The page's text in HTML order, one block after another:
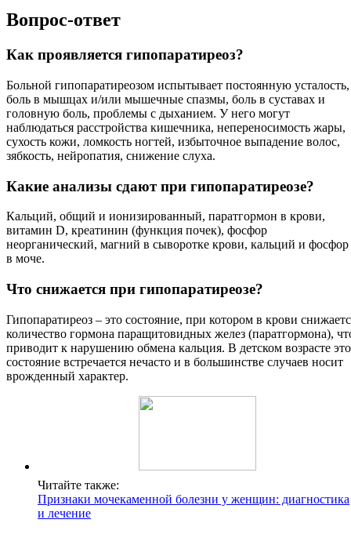
Вопрос-ответ
Как проявляется гипопаратиреоз?
Больной гипопаратиреозом испытывает постоянную усталость,
боль в мышцах и/или мышечные спазмы, боль в суставах и
головную боль, проблемы с дыханием. У него могут
наблюдаться расстройства кишечника, непереносимость жары,
сухость кожи, ломкость ногтей, избыточное выпадение волос,
зябкость, нейропатия, снижение слуха.
Какие анализы сдают при гипопаратиреозе?
Кальций, общий и ионизированный, паратгормон в крови,
витамин D, креатинин (функция почек), фосфор
неорганический, магний в сыворотке крови, кальций и фосфор
в моче.
Что снижается при гипопаратиреозе?
Гипопаратиреоз – это состояние, при котором в крови
количество гормона паращитовидных желез (паратгормона),
приводит к нарушению обмена кальция. В детском возрасте это
состояние встречается нечасто и в большинстве случаев носит
врожденный характер.
Читайте также:
Признаки мочекаменной болезни у женщин: диагностика
и лечение